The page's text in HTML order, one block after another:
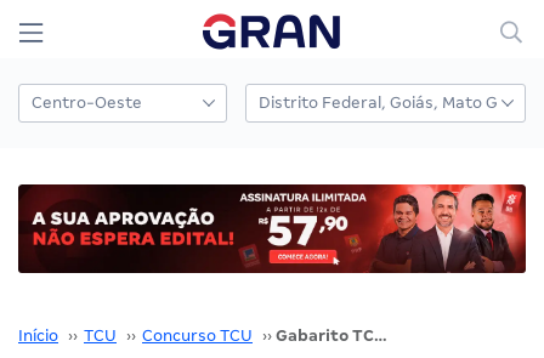
Início ›› TCU ›› Concurso TCU ›› Gabarito TCU Técnico extraoficial: confira AQUI!